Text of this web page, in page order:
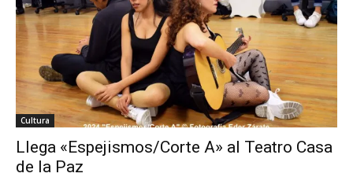
Cultura
Llega «Espejismos/Corte A» al Teatro Casa
de la Paz